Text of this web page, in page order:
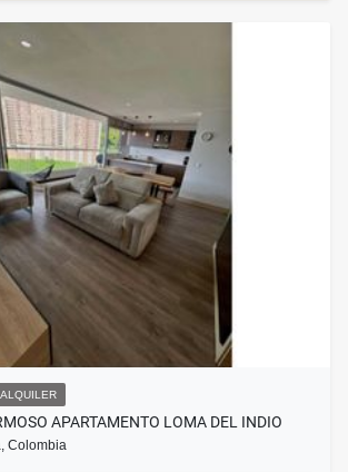
ALQUILER
APARTAMENTO LOMA DEL INDIO
Colombia